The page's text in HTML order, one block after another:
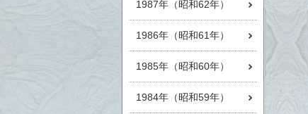
1987年（昭和62年）
1986年（昭和61年）
1985年（昭和60年）
1984年（昭和59年）